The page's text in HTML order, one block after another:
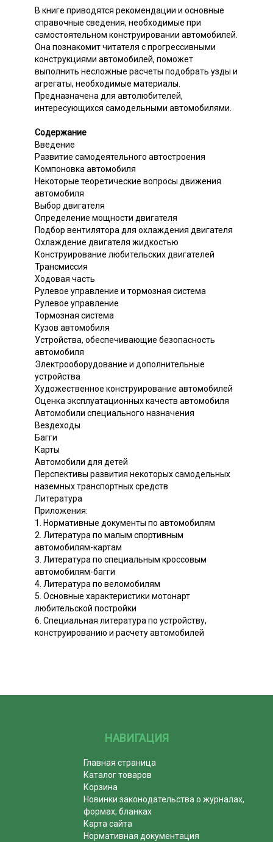
В книге приводятся рекомендации и основные
справочные сведения, необходимые при
самостоятельном конструировании автомобилей.
Она познакомит читателя с прогрессивными
конструкциями автомобилей, поможет
выполнить несложные расчеты подобрать узды и
агрегаты, необходимые материалы.
Предназначена для автолюбителей,
интересующихся самодельными автомобилями.
Содержание
Введение
Развитие самодеятельного автостроения
Компоновка автомобиля
Некоторые теоретические вопросы движения
автомобиля
Выбор двигателя
Определение мощности двигателя
Подбор вентилятора для охлаждения двигателя
Охлаждение двигателя жидкостью
Конструирование любительских двигателей
Трансмиссия
Ходовая часть
Рулевое управление и тормозная система
Рулевое управление
Тормозная система
Кузов автомобиля
Устройства, обеспечивающие безопасность
автомобиля
Электрооборудование и дополнительные
устройства
Художественное конструирование автомобилей
Оценка эксплуатационных качеств автомобиля
Автомобили специального назначения
Вездеходы
Багги
Карты
Автомобили для детей
Перспективы развития некоторых самодельных
наземных транспортных средств
Литература
Приложения:
1. Нормативные документы по автомобилям
2. Литература по малым спортивным
автомобилям-картам
3. Литература по специальным кроссовым
автомобилям-багги
4. Литература по веломобилям
5. Основные характеристики мотонарт
любительской постройки
6. Специальная литература по устройству,
конструированию и расчету автомобилей
НАВИГАЦИЯ
Главная страница
Каталог товаров
Корзина
Новинки законодательства о журналах,
формах, бланках
Карта сайта
Нормативная документация